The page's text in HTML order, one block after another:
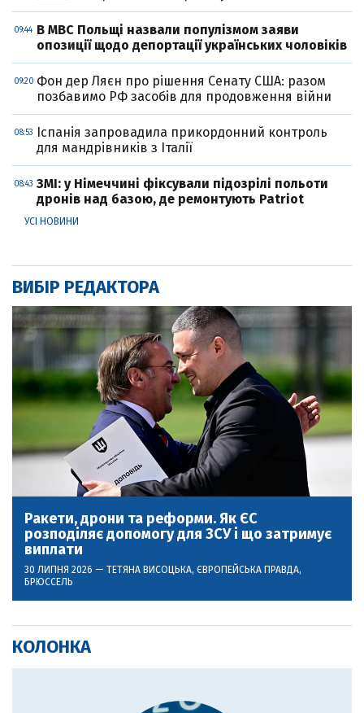
09:44 В МВС Польщі назвали популізмом заяви
опозиції щодо депортації українських чоловіків
09:20 Фон дер Ляєн про рішення Сенату США: разом
позбавимо РФ засобів для продовження війни
08:53
Іспанія запровадила прикордонний контроль
для мандрівників з Італії
08:43 ЗМІ: у Німеччині фіксували підозрілі польоти
дронів над базою, де ремонтують Patriot
УСІ НОВИНИ
ВИБІР РЕДАКТОРА
Ракети, дрони та реформи. Як ЄС
розподіляє допомогу для ЗСУ і що затримує
виплати
30 ЛИПНЯ 2026 — ТЕТЯНА ВИСОЦЬКА, ЄВРОПЕЙСЬКА ПРАВДА,
БРЮССЕЛЬ
КОЛОНКА